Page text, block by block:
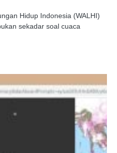
Hidup Indonesia (WALHI)
sekadar soal cuaca